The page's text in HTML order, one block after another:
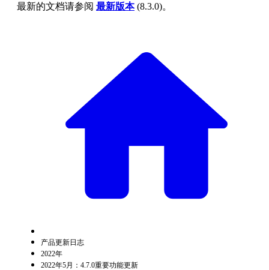
最新的文档请参阅 最新版本(8.3.0)。
产品更新日志
2022年
2022年5月：4.7.0重要功能更新